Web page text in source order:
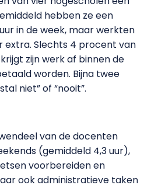
hebben ze een
in de week, maar werkten
extra. Slechts 4 procent van
zijn werk af binnen de
worden. Bijna twee
niet” of “nooit”.
van de docenten
(gemiddeld 4,3 uur),
voorbereiden en
ook administratieve taken